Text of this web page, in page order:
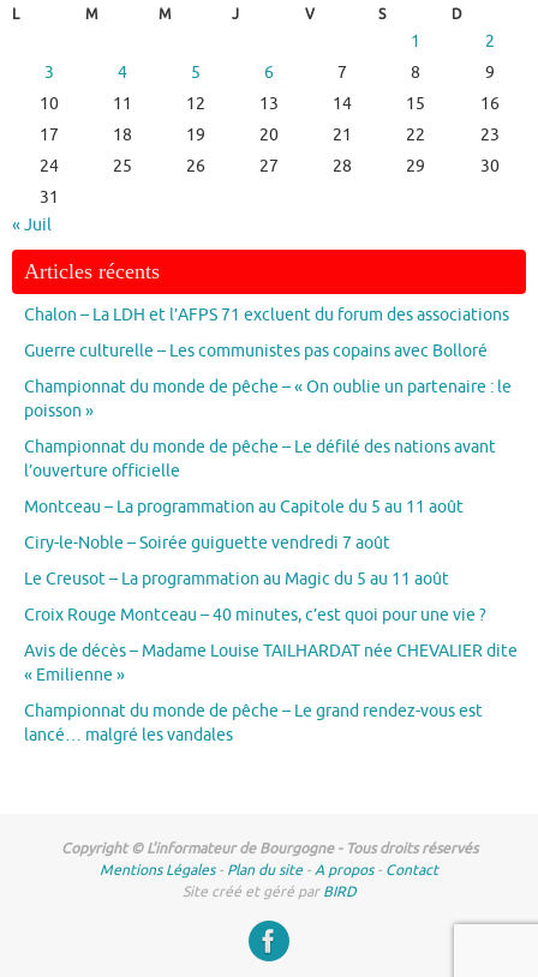
L
M M J V S D
1
2
3
4 5 6 7 8
9
10
11 12 13 14 15
16
17
18 19 20 21 22
23
24
25 26 27 28 29
30
31
« Juil
Articles récents
Chalon – La LDH et l’AFPS 71 excluent du forum des associations
Guerre culturelle – Les communistes pas copains avec Bolloré
Championnat du monde de pêche – « On oublie un partenaire : le
poisson »
Championnat du monde de pêche – Le défilé des nations avant
l’ouverture officielle
Montceau – La programmation au Capitole du 5 au 11 août
Ciry-le-Noble – Soirée guiguette vendredi 7 août
Le Creusot – La programmation au Magic du 5 au 11 août
Croix Rouge Montceau – 40 minutes, c’est quoi pour une vie ?
Avis de décès – Madame Louise TAILHARDAT née CHEVALIER dite
« Emilienne »
Championnat du monde de pêche – Le grand rendez-vous est
lancé… malgré les vandales
Copyright © L'informateur de Bourgogne - Tous droits réservés
Mentions Légales- Plan du site -A propos- Contact
Site créé et géré parBIRD